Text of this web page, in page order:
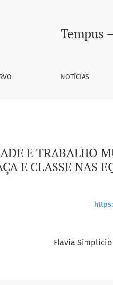
MULTIPROFISSIONAL EM
Tempus
NOTÍCIAS
E TRABALHO
E CLASSE NAS
Flavia